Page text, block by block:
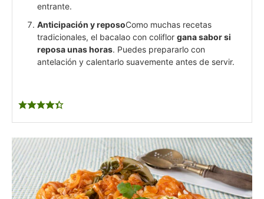
entrante.
Anticipación y reposoComo muchas recetas
tradicionales, el bacalao con coliflor gana sabor si
reposa unas horas. Puedes prepararlo con
antelación y calentarlo suavemente antes de servir.